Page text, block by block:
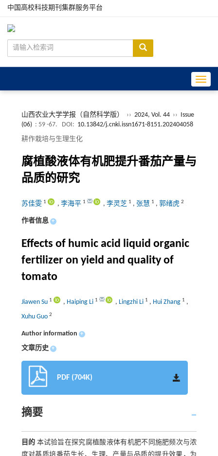
中国高校科技期刊集群服务平台
山西农业大学学报（自然科学版） ›› 2024, Vol. 44 ›› Issue
(06) : 59 -67. DOI: 10.13842/j.cnki.issn1671-8151.202404058
耕作栽培与生理生化
腐植酸液体有机肥提升番茄产量与
品质的研究
苏佳雯 1 , 李海平 1 , 李灵芝 1 , 张慧 1 , 郭绪虎 2
作者信息 +
Effects of humic acid liquid organic
fertilizer on yield and quality of
tomato
Jiawen Su 1 , Haiping Li 1 , Lingzhi Li 1 , Hui Zhang 1 ,
Xuhu Guo 2
Author information +
文章历史 +
PDF (704K)
摘要
目的 本试验旨在探究腐植酸液体有机肥不同施肥频次与浓